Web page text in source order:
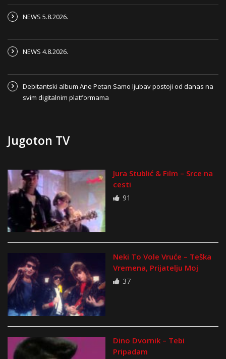
NEWS 5.8.2026.
NEWS 4.8.2026.
Debitantski album Ane Petan Samo ljubav postoji od danas na
svim digitalnim platformama
Jugoton TV
Jura Stublić & Film – Srce na
cesti
91
Neki To Vole Vruće – Teška
Vremena, Prijatelju Moj
37
Dino Dvornik – Tebi
Pripadam